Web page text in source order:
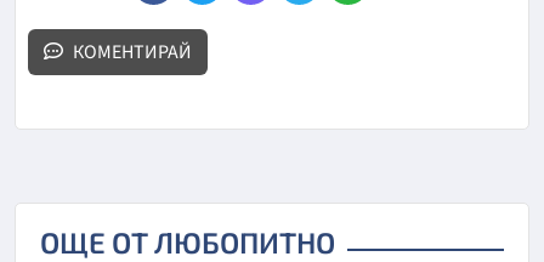
КОМЕНТИРАЙ
ОЩЕ ОТ ЛЮБОПИТНО